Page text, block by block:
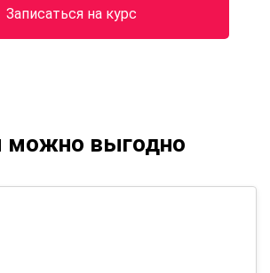
Записаться на курс
можно выгодно